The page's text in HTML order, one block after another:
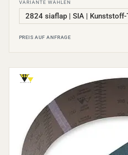
VARIANTE WÄHLEN
PREIS AUF ANFRAGE